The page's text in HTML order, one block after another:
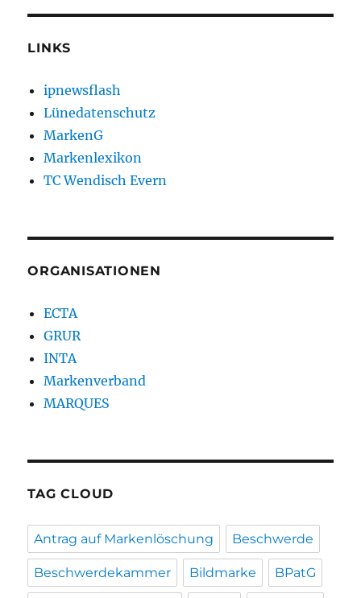
LINKS
ipnewsflash
Lünedatenschutz
MarkenG
Markenlexikon
TC Wendisch Evern
ORGANISATIONEN
ECTA
GRUR
INTA
Markenverband
MARQUES
TAG CLOUD
Antrag auf Markenlöschung Beschwerde
Beschwerdekammer Bildmarke BPatG